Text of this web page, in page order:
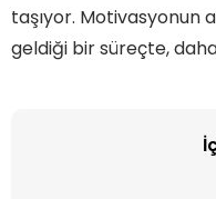
taşıyor. Motivasyonun
geldiği bir süreçte,